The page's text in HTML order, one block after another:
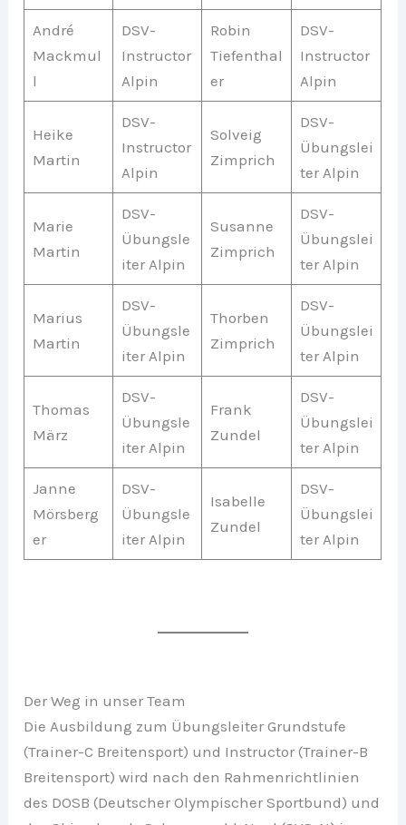
André
Mackmul
l
DSV-
Instructor
Alpin
Robin
Tiefenthal
er
DSV-
Instructor
Alpin
Heike
Martin
DSV-
Instructor
Alpin
Solveig
Zimprich
DSV-
Übungslei
ter Alpin
Marie
Martin
DSV-
Übungsle
iter Alpin
Susanne
Zimprich
DSV-
Übungslei
ter Alpin
Marius
Martin
DSV-
Übungsle
iter Alpin
Thorben
Zimprich
DSV-
Übungslei
ter Alpin
Thomas
März
DSV-
Übungsle
iter Alpin
Frank
Zundel
DSV-
Übungslei
ter Alpin
Janne
Mörsberg
er
DSV-
Übungsle
iter Alpin
Isabelle
Zundel
DSV-
Übungslei
ter Alpin
Der Weg in unser Team
Die Ausbildung zum Übungsleiter Grundstufe
(Trainer-C Breitensport) und Instructor (Trainer-B
Breitensport) wird nach den Rahmenrichtlinien
des DOSB (Deutscher Olympischer Sportbund) und